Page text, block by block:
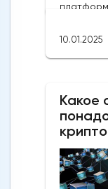
данные в
торговли
большое
бизнеса.
по сути,
10.01.2025
Какое